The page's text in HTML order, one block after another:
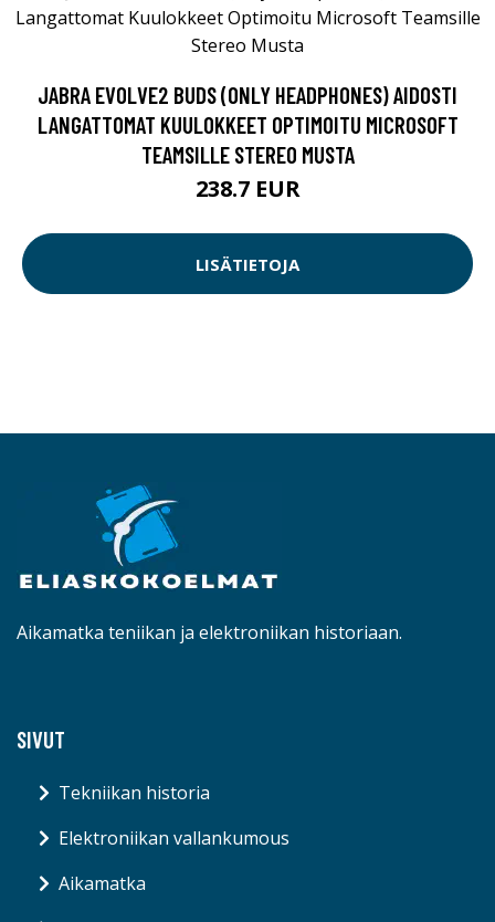
JABRA EVOLVE2 BUDS (ONLY HEADPHONES) AIDOSTI
LANGATTOMAT KUULOKKEET OPTIMOITU MICROSOFT
TEAMSILLE STEREO MUSTA
238.7 EUR
LISÄTIETOJA
Aikamatka teniikan ja elektroniikan historiaan.
SIVUT
Tekniikan historia
Elektroniikan vallankumous
Aikamatka